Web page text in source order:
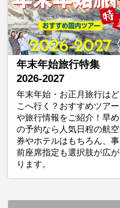
年末年始旅行特集
2026-2027
年末年始・お正月旅行はど
こへ行く？おすすめツアー
や旅行情報をご紹介！早め
の予約なら人気日程の航空
券やホテルはもちろん、事
前座席指定も選択肢が広が
ります。